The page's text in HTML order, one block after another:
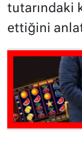
tutarındaki
ettiğini